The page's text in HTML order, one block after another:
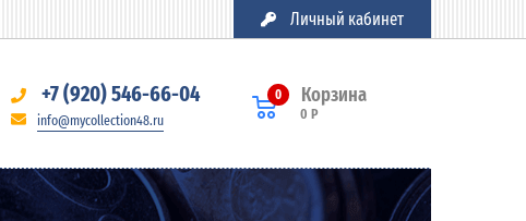
Личный кабинет
+7 (920) 546-66-04
info@mycollection48.ru
Корзина
0
0 Р